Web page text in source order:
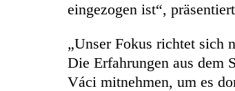
eingezogen ist“,
„Unser Fokus richtet sich
Die Erfahrungen aus dem
Váci mitnehmen, um es